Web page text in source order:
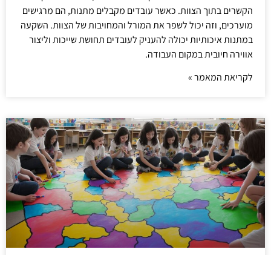
הקשרים בתוך הצוות. כאשר עובדים מקבלים מתנות, הם מרגישים
מוערכים, וזה יכול לשפר את המורל והמחויבות של הצוות. השקעה
במתנות איכותיות יכולה להעניק לעובדים תחושת שייכות וליצור
אווירה חיובית במקום העבודה.
לקריאת המאמר »